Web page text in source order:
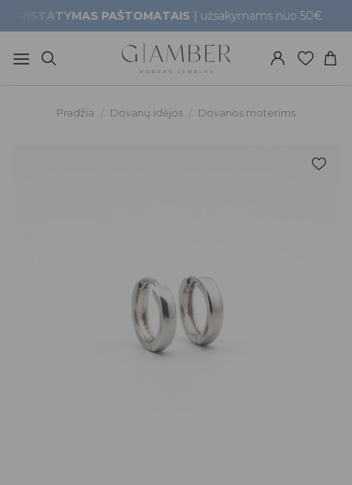
to
content
PAŠTOMATAIS| užsakymams nuo 50€
Pradžia Dovanų idėjos Dovanos moterims